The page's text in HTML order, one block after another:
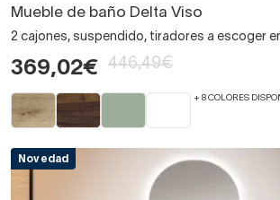
Mueble de baño Delta Viso
2 cajones, suspendido, tiradores a escoger
369,02€ 446,49€
+ 8 COLORES
Novedad